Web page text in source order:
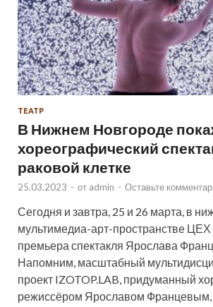
ТЕАТР
В Нижнем Новгороде
хореографический
раковой клетке
25.03.2023 - от admin - Оставьте
Сегодня и завтра, 25 и 26 марта, в
мультимедиа-арт-пространстве ЦЕХ
премьера спектакля Ярослава
Напомним, масштабный
проект IZOTOP.LAB, придуманный
режиссёром Ярославом Францевым,